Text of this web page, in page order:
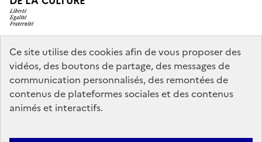
Ce site utilise des cookies afin de vous proposer des
vidéos, des boutons de partage, des messages de
communication personnalisés, des remontées de
contenus de plateformes sociales et des contenus
animés et interactifs.
legifrance.gouv.fr
info.gouv.fr
service-public.gouv.fr
data.gouv.fr
Nous contacter Mentions légales Politique générale de protection